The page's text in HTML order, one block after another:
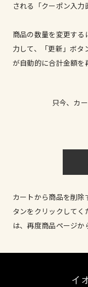
される「クーポン入力
商品の数量を変更す
力して、「更新」ボ
が自動的に合計金額を
只今、カ
カートから商品を削
タンをクリックして
は、再度商品ページか
イ